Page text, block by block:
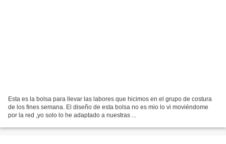
Esta es la bolsa para llevar las labores que hicimos en el grupo de costura
de los fines semana. El diseño de esta bolsa no es mio lo vi moviéndome
por la red ,yo solo lo he adaptado a nuestras ...